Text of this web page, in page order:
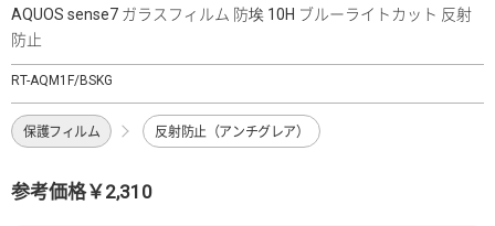
AQUOS sense7 ガラスフィルム 防埃 10H ブルーライトカット 反射
防止
RT-AQM1F/BSKG
保護フィルム 反射防止（アンチグレア）
参考価格￥2,310